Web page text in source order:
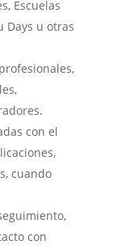
Escuelas
Days u otras
con el
cuando
con